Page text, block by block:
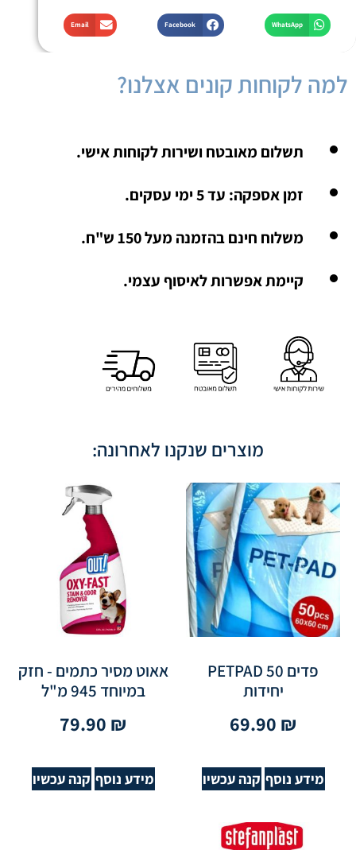
WhatsApp
Facebook
Email
למה לקוחות קונים אצלנו?
תשלום מאובטח ושירות לקוחות אישי.
זמן אספקה: עד 5 ימי עסקים.
משלוח חינם בהזמנה מעל 150 ש"ח.
קיימת אפשרות לאיסוף עצמי.
מוצרים שנקנו לאחרונה:
פדים PETPAD 50
יחידות
69.90 ₪
מידע נוסף קנה עכשיו
אאוט מסיר כתמים - חזק
במיוחד 945 מ"ל
79.90 ₪
מידע נוסף קנה עכשיו